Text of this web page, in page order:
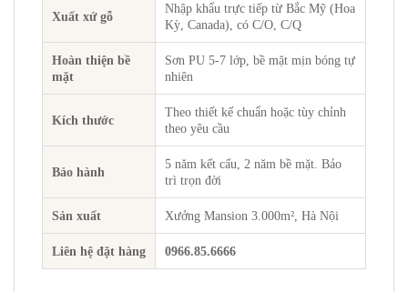
Xuất xứ gỗ
Nhập khẩu trực tiếp từ Bắc Mỹ (Hoa
Kỳ, Canada), có C/O, C/Q
Hoàn thiện bề
mặt
Sơn PU 5-7 lớp, bề mặt mịn bóng tự
nhiên
Kích thước
Theo thiết kế chuẩn hoặc tùy chỉnh
theo yêu cầu
Bảo hành
5 năm kết cấu, 2 năm bề mặt. Bảo
trì trọn đời
Sản xuất Xưởng Mansion 3.000m², Hà Nội
Liên hệ đặt hàng 0966.85.6666